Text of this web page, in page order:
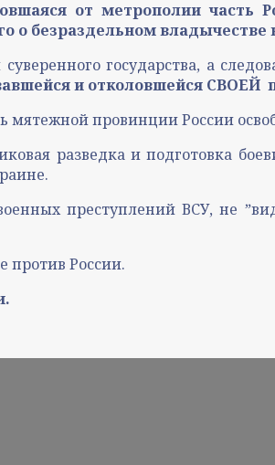
от метрополии часть
о безраздельном
государства, а
и отколовшейся СВОЕЙ
провинции России
разведка и подготовка
преступлений ВСУ, не
против России.